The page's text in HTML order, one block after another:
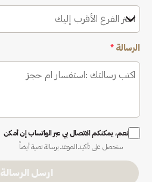
اختر الفرع الأقرب إليك
الرسالة *
نعم، يمكنكم الاتصال بي عبر الواتساب إن أمكن
ستحصل على تأكيد الموعد برسالة نصية أيضاً
ارسل الرسالة